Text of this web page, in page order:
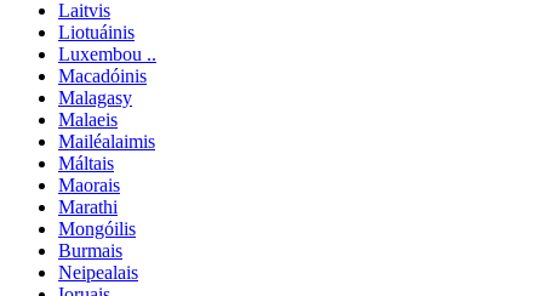
Laitvis
Liotuáinis
Luxembou ..
Macadóinis
Malagasy
Malaeis
Mailéalaimis
Máltais
Maorais
Marathi
Mongóilis
Burmais
Neipealais